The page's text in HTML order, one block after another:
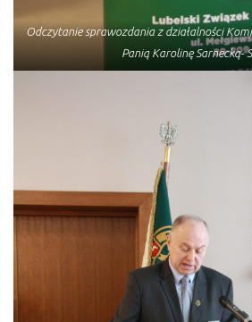
Odczytanie sprawozdania z działalności
Panią Karolinę Sarnecką-